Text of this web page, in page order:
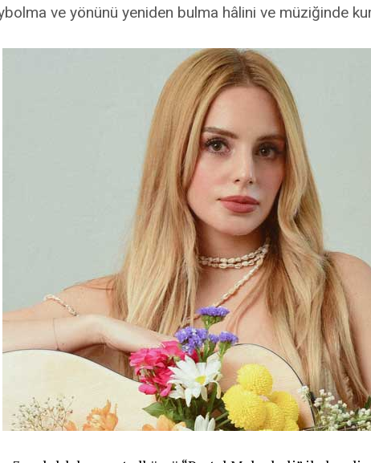
ve yönünü yeniden bulma hâlini ve müziğinde